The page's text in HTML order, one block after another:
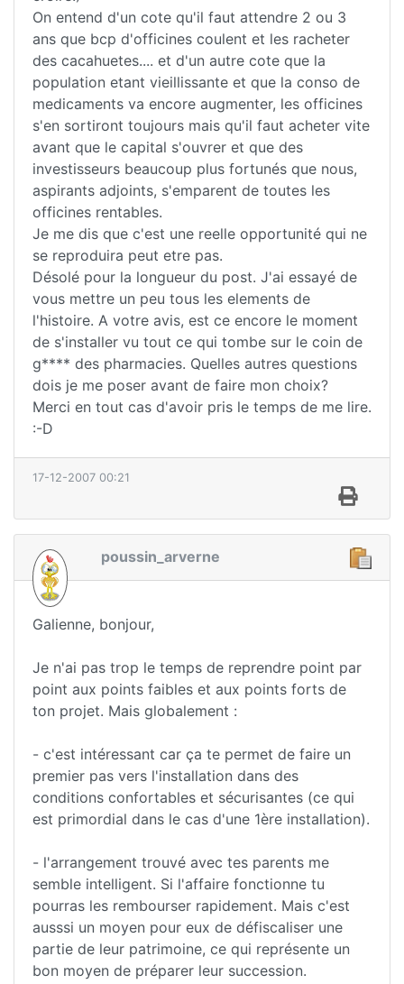
On entend d'un cote qu'il faut attendre 2 ou 3
ans que bcp d'officines coulent et les racheter
des cacahuetes.... et d'un autre cote que la
population etant vieillissante et que la conso de
medicaments va encore augmenter, les officines
s'en sortiront toujours mais qu'il faut acheter vite
avant que le capital s'ouvrer et que des
investisseurs beaucoup plus fortunés que nous,
aspirants adjoints, s'emparent de toutes les
officines rentables.
Je me dis que c'est une reelle opportunité qui ne
se reproduira peut etre pas.
Désolé pour la longueur du post. J'ai essayé de
vous mettre un peu tous les elements de
l'histoire. A votre avis, est ce encore le moment
de s'installer vu tout ce qui tombe sur le coin de
g**** des pharmacies. Quelles autres questions
dois je me poser avant de faire mon choix?
Merci en tout cas d'avoir pris le temps de me lire.
:-D
17-12-2007 00:21
poussin_arverne
Galienne, bonjour,
Je n'ai pas trop le temps de reprendre point par
point aux points faibles et aux points forts de
ton projet. Mais globalement :
- c'est intéressant car ça te permet de faire un
premier pas vers l'installation dans des
conditions confortables et sécurisantes (ce qui
est primordial dans le cas d'une 1ère installation).
- l'arrangement trouvé avec tes parents me
semble intelligent. Si l'affaire fonctionne tu
pourras les rembourser rapidement. Mais c'est
ausssi un moyen pour eux de défiscaliser une
partie de leur patrimoine, ce qui représente un
bon moyen de préparer leur succession.